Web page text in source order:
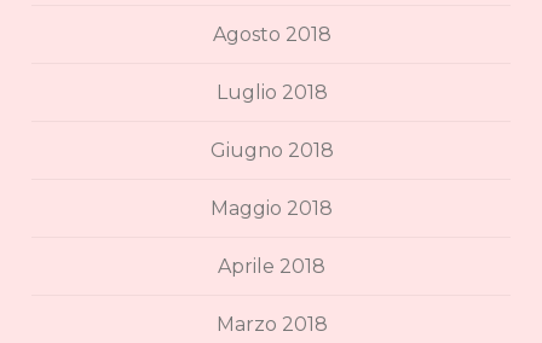
Agosto 2018
Luglio 2018
Giugno 2018
Maggio 2018
Aprile 2018
Marzo 2018